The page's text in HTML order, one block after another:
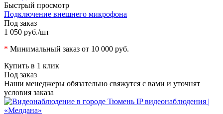
Быстрый просмотр
Подключение внешнего микрофона
Под заказ
1 050 руб./шт
* Минимальный заказ от 10 000 руб.
Купить в 1 клик
Под заказ
Наши менеджеры обязательно свяжутся с вами и уточнят
условия заказа